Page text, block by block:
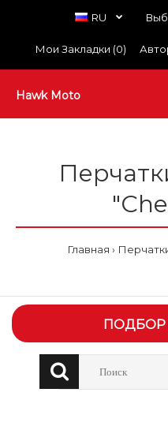
RU
Мои Закладки (0)
Hawk Moto
Главная
ПОДБОР